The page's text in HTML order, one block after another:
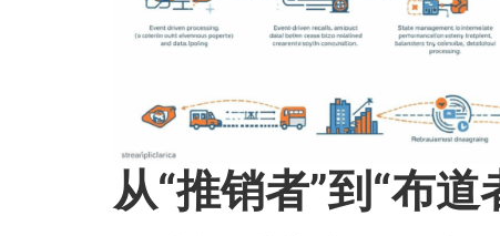
从“推销者”到“布道